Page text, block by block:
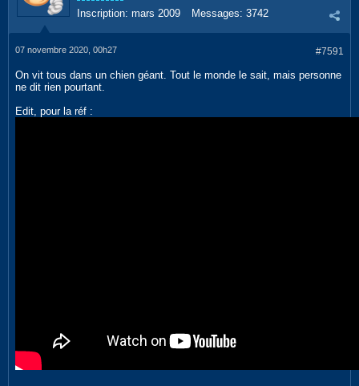
Inscription: mars 2009 Messages: 3742
#7591
07 novembre 2020, 00h27
On vit tous dans un chien géant. Tout le monde le sait, mais personne
ne dit rien pourtant.
Edit, pour la réf :